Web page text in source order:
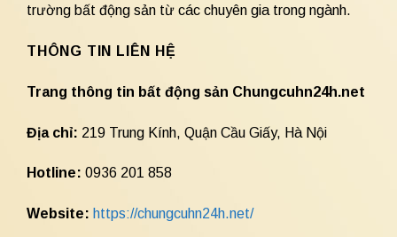
trường bất động sản từ các chuyên gia trong ngành.
THÔNG TIN LIÊN HỆ
Trang thông tin bất động sản Chungcuhn24h.net
Địa chỉ: 219 Trung Kính, Quận Cầu Giấy, Hà Nội
Hotline: 0936 201 858
Website: https://chungcuhn24h.net/